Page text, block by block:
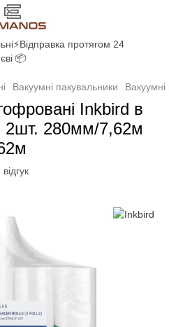
протягом 24
📦
Вакуумні пакувальники
Inkbird в
2шт. 280мм/7,62м